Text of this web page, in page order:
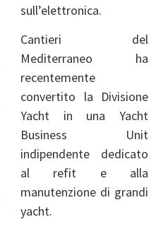
sull’elettronica.
Cantieri del
Mediterraneo ha
recentemente
convertito la Divisione
Yacht in una Yacht
Business Unit
indipendente dedicato
al refit e alla
manutenzione di grandi
yacht.